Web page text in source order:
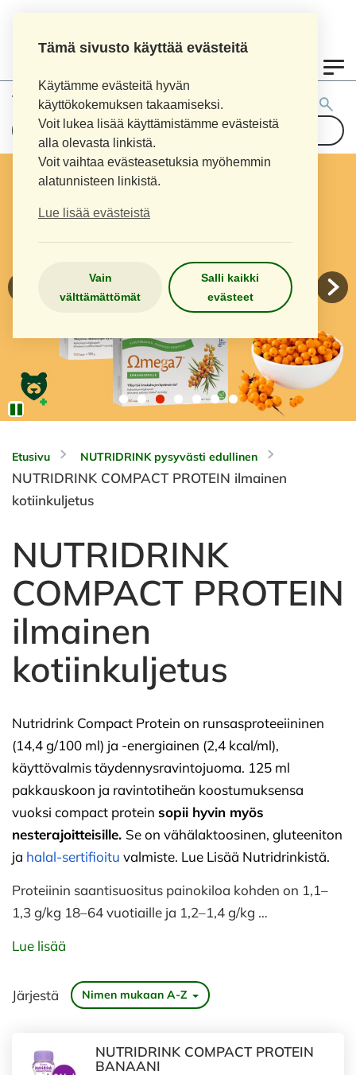
Tämä sivusto käyttää evästeitä
Käytämme evästeitä hyvän
käyttökokemuksen takaamiseksi.
Voit lukea lisää käyttämistämme evästeistä
alla olevasta linkistä.
Voit vaihtaa evästeasetuksia myöhemmin
alatunnisteen linkistä.
Lue lisää evästeistä
Vain
välttämättömät
Salli kaikki
evästeet
Tuotehaku:
Etusivu NUTRIDRINK pysyvästi edullinen
NUTRIDRINK COMPACT PROTEIN ilmainen
kotiinkuljetus
NUTRIDRINK
COMPACT PROTEIN
ilmainen
kotiinkuljetus
Nutridrink Compact Protein on runsasproteeiininen
(14,4 g/100 ml) ja -energiainen (2,4 kcal/ml),
käyttövalmis täydennysravintojuoma. 125 ml
pakkauskoon ja ravintotiheän koostumuksensa
vuoksi compact protein sopii hyvin myös
nesterajoitteisille. Se on vähälaktoosinen, gluteeniton
ja halal-sertifioitu valmiste. Lue Lisää Nutridrinkistä.
Proteiinin saantisuositus painokiloa kohden on 1,1–
1,3 g/kg 18–64 vuotiaille ja 1,2–1,4 g/kg …
Lue lisää
Järjestä Nimen mukaan A-Z
NUTRIDRINK COMPACT PROTEIN
BANAANI